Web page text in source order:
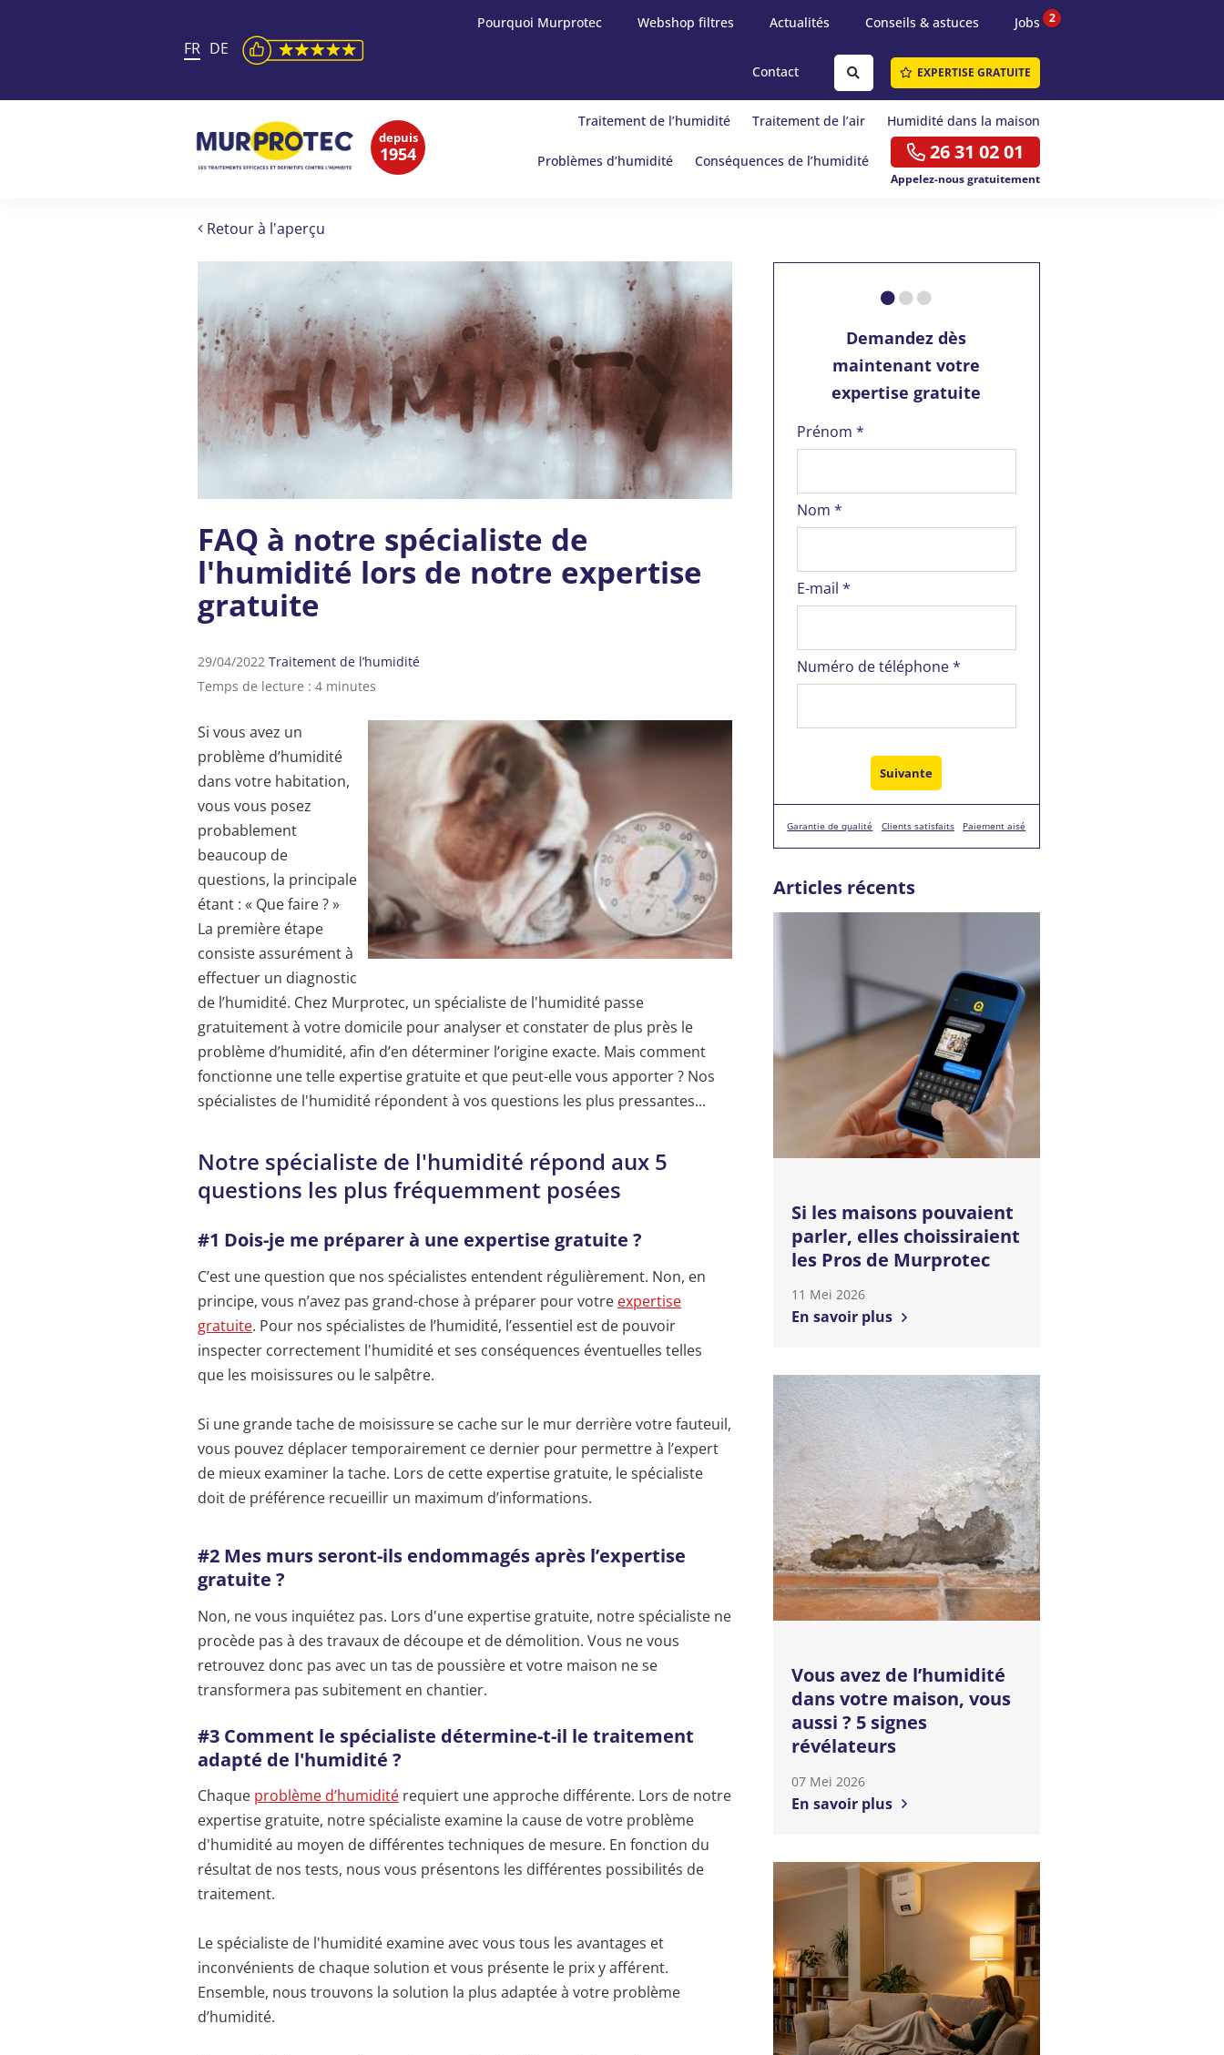
FR DE
Pourquoi Murprotec Webshop filtres Actualités Conseils & astuces Jobs 2
Contact EXPERTISE GRATUITE
depuis
1954
Traitement de l’humidité Traitement de l’air Humidité dans la maison
Problèmes d’humidité Conséquences de l’humidité 26 31 02 01
Appelez-nous gratuitement
Retour à l'aperçu
FAQ à notre spécialiste de
l'humidité lors de notre expertise
gratuite
29/04/2022 Traitement de l’humidité
Temps de lecture : 4 minutes
Si vous avez un
problème d’humidité
dans votre habitation,
vous vous posez
probablement
beaucoup de
questions, la principale
étant : « Que faire ? »
La première étape
consiste assurément à
effectuer un diagnostic
de l’humidité. Chez Murprotec, un spécialiste de l'humidité passe
gratuitement à votre domicile pour analyser et constater de plus près le
problème d’humidité, afin d’en déterminer l’origine exacte. Mais comment
fonctionne une telle expertise gratuite et que peut-elle vous apporter ? Nos
spécialistes de l'humidité répondent à vos questions les plus pressantes...
Notre spécialiste de l'humidité répond aux 5
questions les plus fréquemment posées
#1 Dois-je me préparer à une expertise gratuite ?
C’est une question que nos spécialistes entendent régulièrement. Non, en
principe, vous n’avez pas grand-chose à préparer pour votre expertise
gratuite. Pour nos spécialistes de l’humidité, l’essentiel est de pouvoir
inspecter correctement l'humidité et ses conséquences éventuelles telles
que les moisissures ou le salpêtre.
Si une grande tache de moisissure se cache sur le mur derrière votre fauteuil,
vous pouvez déplacer temporairement ce dernier pour permettre à l’expert
de mieux examiner la tache. Lors de cette expertise gratuite, le spécialiste
doit de préférence recueillir un maximum d’informations.
#2 Mes murs seront-ils endommagés après l’expertise
gratuite ?
Non, ne vous inquiétez pas. Lors d'une expertise gratuite, notre spécialiste ne
procède pas à des travaux de découpe et de démolition. Vous ne vous
retrouvez donc pas avec un tas de poussière et votre maison ne se
transformera pas subitement en chantier.
#3 Comment le spécialiste détermine-t-il le traitement
adapté de l'humidité ?
Chaque problème d’humidité requiert une approche différente. Lors de notre
expertise gratuite, notre spécialiste examine la cause de votre problème
d'humidité au moyen de différentes techniques de mesure. En fonction du
résultat de nos tests, nous vous présentons les différentes possibilités de
traitement.
Le spécialiste de l'humidité examine avec vous tous les avantages et
inconvénients de chaque solution et vous présente le prix y afférent.
Ensemble, nous trouvons la solution la plus adaptée à votre problème
d’humidité.
Demandez dès
maintenant votre
expertise gratuite
Prénom *
Nom *
E-mail *
Numéro de téléphone *
Garantie de qualité Clients satisfaits Paiement aisé
Articles récents
Si les maisons pouvaient
parler, elles choissiraient
les Pros de Murprotec
11 Mei 2026
En savoir plus
Vous avez de l’humidité
dans votre maison, vous
aussi ? 5 signes
révélateurs
07 Mei 2026
En savoir plus